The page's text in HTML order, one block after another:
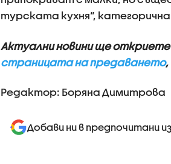
турската кухня“,
Актуални новини ще
страницата на предаването,
Редактор: Боряна Димитрова
Добави ни в предпочитани